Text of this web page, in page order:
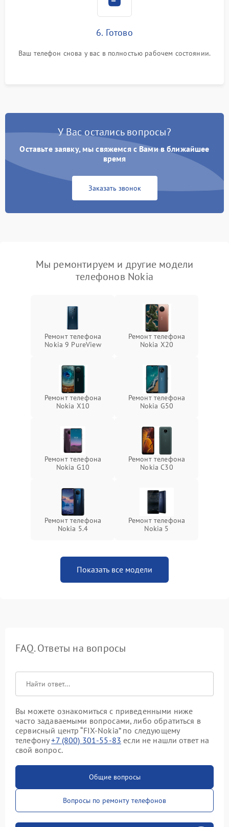
6. Готово
Ваш телефон снова у вас в полностью рабочем состоянии.
У Вас остались вопросы?
Оставьте заявку, мы свяжемся с Вами в ближайшее
время
Заказать звонок
Мы ремонтируем и другие модели
телефонов Nokia
Ремонт телефона
Nokia 9 PureView
Ремонт телефона
Nokia X20
Ремонт телефона
Nokia X10
Ремонт телефона
Nokia G50
Ремонт телефона
Nokia G10
Ремонт телефона
Nokia C30
Ремонт телефона
Nokia 5.4
Ремонт телефона
Nokia 5
Показать все модели
FAQ. Ответы на вопросы
Вы можете ознакомиться с приведенными ниже
часто задаваемыми вопросами, либо обратиться в
сервисный центр “FIX-Nokia” по следующему
телефону+7 (800) 301-55-83 если не нашли ответ на
свой вопрос.
Общие вопросы
Вопросы по ремонту телефонов